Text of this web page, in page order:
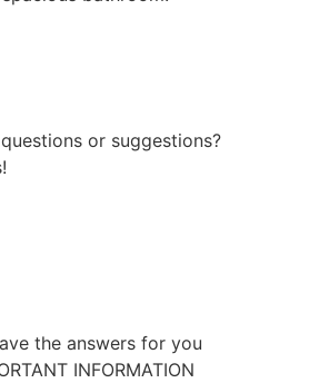
or suggestions?
the answers for you
INFORMATION